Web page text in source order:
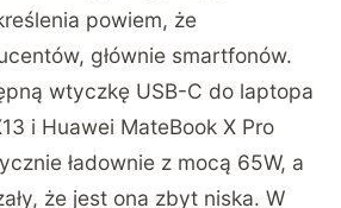
powiem, że
głównie smartfonów.
wtyczkę USB-C do laptopa
i Huawei MateBook X Pro
ładownie z mocą 65W, a
że jest ona zbyt niska. W